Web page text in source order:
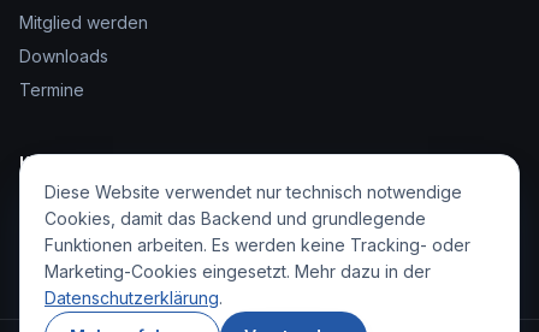
Mitglied werden
Downloads
Termine
KONTAKT & SERVICE
Kontakt
Tennishalle buchen ↗
Diese Website verwendet nur technisch notwendige
Cookies, damit das Backend und grundlegende
Funktionen arbeiten. Es werden keine Tracking- oder
Marketing-Cookies eingesetzt. Mehr dazu in der
Datenschutzerklärung.